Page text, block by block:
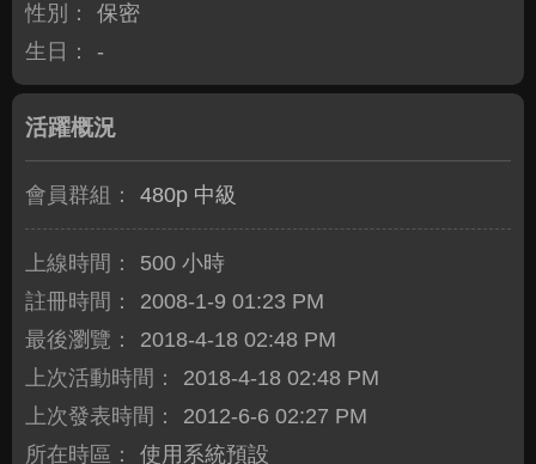
性別：
保密
生日：
-
活躍概況
會員群組： 480p 中級
上線時間：
500 小時
註冊時間：
2008-1-9 01:23 PM
最後瀏覽：
2018-4-18 02:48 PM
上次活動時間：
2018-4-18 02:48 PM
上次發表時間：
2012-6-6 02:27 PM
所在時區：
使用系統預設